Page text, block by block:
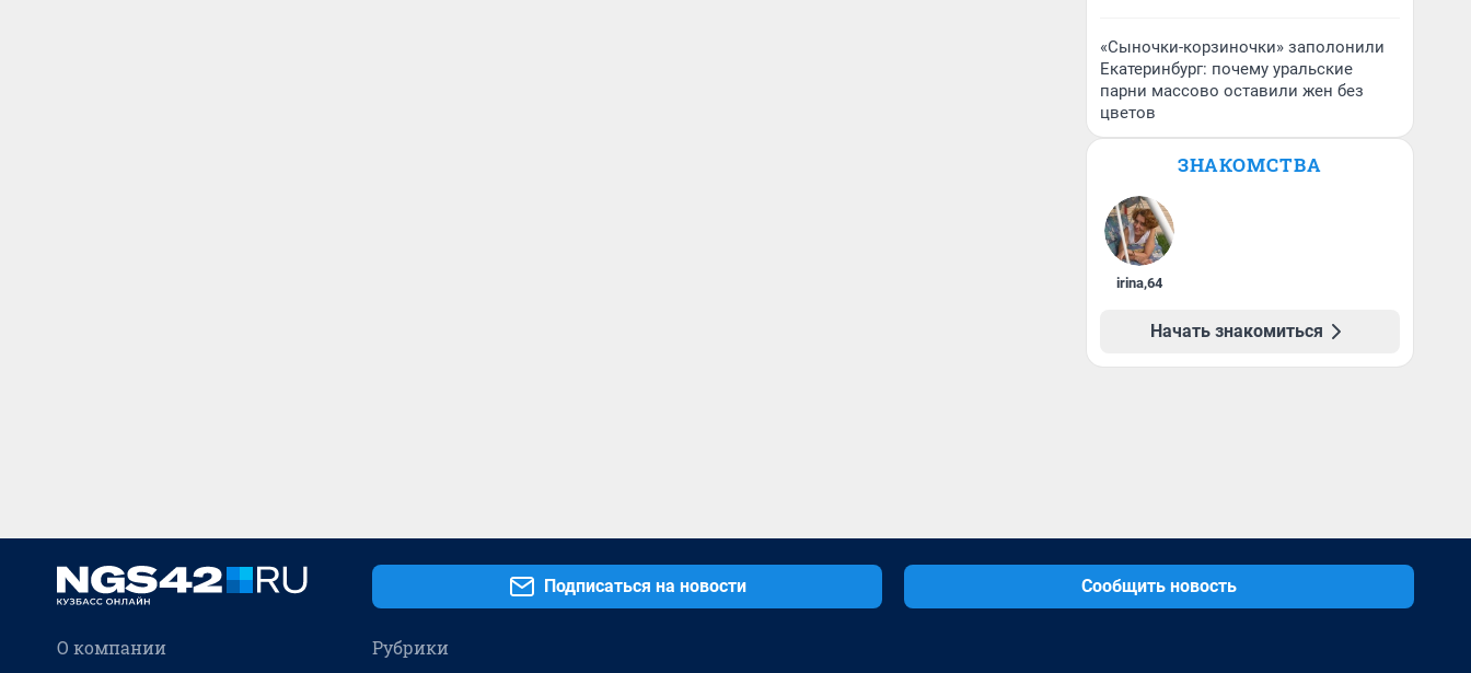
«Сыночки-корзиночки» заполонили
Екатеринбург: почему уральские
парни массово оставили жен без
цветов
ЗНАКОМСТВА
irina,64
Начать знакомиться
Подписаться на новости Сообщить новость
О компании Рубрики